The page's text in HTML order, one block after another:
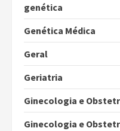
genética
Genética Médica
Geral
Geriatria
Ginecologia e
Ginecologia e